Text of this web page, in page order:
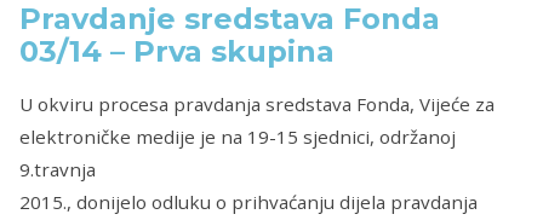
Pravdanje sredstava Fonda
03/14 – Prva skupina
U okviru procesa pravdanja sredstava Fonda, Vijeće za
elektroničke medije je na 19-15 sjednici, održanoj
9.travnja
2015., donijelo odluku o prihvaćanju dijela pravdanja